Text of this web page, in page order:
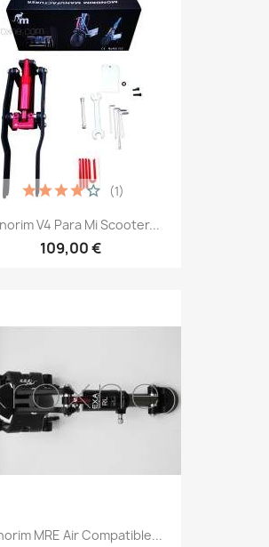
V4 Para Mi Scooter...
109,00 €
(1)
MRE Air Compatible...